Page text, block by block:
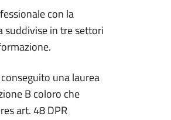
con la
suddivise in tre settori
una laurea
B coloro che
art. 48 DPR